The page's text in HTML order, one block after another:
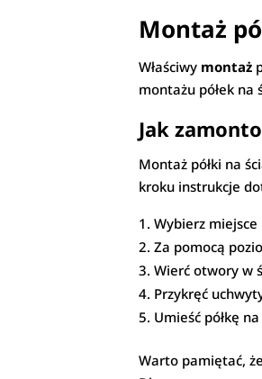
Montaż
Właściwy montaż
montażu półek na
Jak
Montaż półki na
kroku instrukcje
Wybierz
Za pomocą
Wierć otwory w
Przykręć
Umieść półkę
Warto pamiętać,